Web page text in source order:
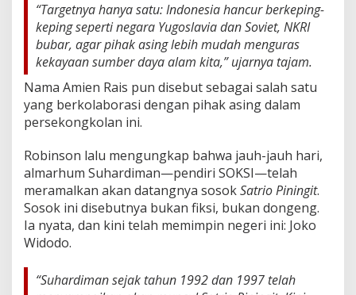
“Targetnya hanya satu: Indonesia hancur berkeping-
keping seperti negara Yugoslavia dan Soviet, NKRI
bubar, agar pihak asing lebih mudah menguras
kekayaan sumber daya alam kita,” ujarnya tajam.
Nama Amien Rais pun disebut sebagai salah satu
yang berkolaborasi dengan pihak asing dalam
persekongkolan ini.
Robinson lalu mengungkap bahwa jauh-jauh hari,
almarhum Suhardiman—pendiri SOKSI—telah
meramalkan akan datangnya sosokSatrio Piningit.
Sosok ini disebutnya bukan fiksi, bukan dongeng.
Ia nyata, dan kini telah memimpin negeri ini: Joko
Widodo.
“Suhardiman sejak tahun 1992 dan 1997 telah